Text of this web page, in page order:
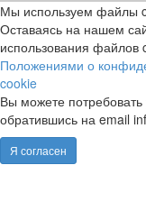
Мы используем файлы
Оставаясь на нашем
использования
Положениями о
cookie
Вы можете
обратившись на email
Я согласен